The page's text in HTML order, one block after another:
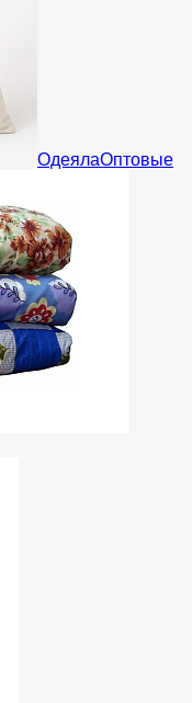
ОдеялаОптовые